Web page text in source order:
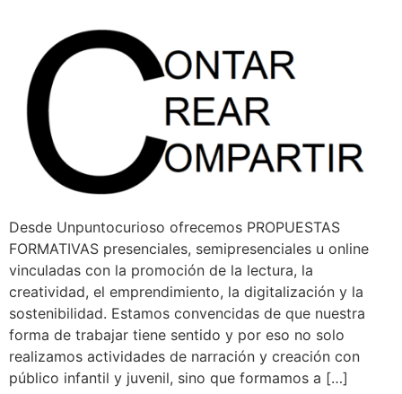
Desde Unpuntocurioso ofrecemos PROPUESTAS
FORMATIVAS presenciales, semipresenciales u online
vinculadas con la promoción de la lectura, la
creatividad, el emprendimiento, la digitalización y la
sostenibilidad. Estamos convencidas de que nuestra
forma de trabajar tiene sentido y por eso no solo
realizamos actividades de narración y creación con
público infantil y juvenil, sino que formamos a […]